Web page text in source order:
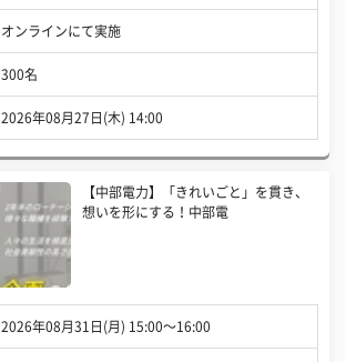
オンラインにて実施
300名
2026年08月27日(木) 14:00
【中部電力】「きれいごと」を貫き、
想いを形にする！中部電
2026年08月31日(月) 15:00〜16:00